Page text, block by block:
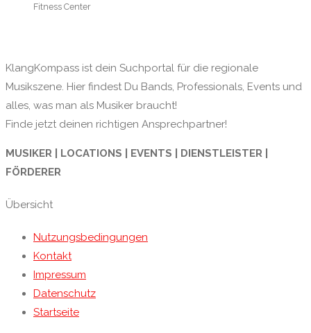
Fitness Center
KlangKompass ist dein Suchportal für die regionale
Musikszene. Hier findest Du Bands, Professionals, Events und
alles, was man als Musiker braucht!
Finde jetzt deinen richtigen Ansprechpartner!
MUSIKER | LOCATIONS | EVENTS | DIENSTLEISTER |
FÖRDERER
Übersicht
Nutzungsbedingungen
Kontakt
Impressum
Datenschutz
Startseite